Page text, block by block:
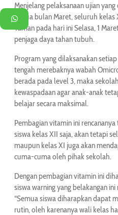
Menjelang pelaksanaan ujian
kedua bulan Maret, seluruh kelas
Taman pada hari ini Selasa, 1
penjaga daya tahan tubuh.
Program yang dilaksanakan
tengah merebaknya wabah
berada pada level 3, maka
kewaspadaan agar anak-anak
belajar secara maksimal.
Pembagian vitamin ini
siswa kelas XII saja, akan tetapi
maupun kelas XI juga akan
cuma-cuma oleh pihak sekolah.
Dengan pembagian vitamin ini
siswa warning yang belakangan
“Semua siswa diharapkan dapat
rutin, oleh karenanya wali kelas
WhatsApp